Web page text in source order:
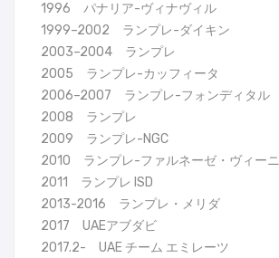
1996 パナリア-ヴィナヴィル
1999–2002 ランプレ-ダイキン
2003–2004 ランプレ
2005 ランプレ-カッフィータ
2006–2007 ランプレ-フォンディタル
2008 ランプレ
2009 ランプレ-NGC
2010 ランプレ-ファルネーゼ・ヴィーニ
2011 ランプレ ISD
2013-2016 ランプレ・メリダ
2017 UAEアブダビ
2017.2- UAE チーム エミレーツ